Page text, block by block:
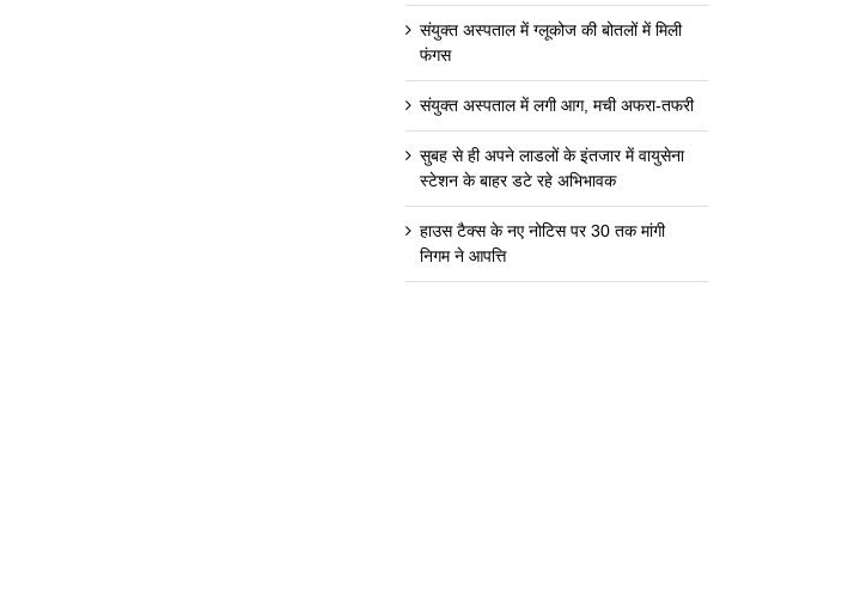
संयुक्त अस्पताल में ग्लूकोज की बोतलों में मिली
फंगस
संयुक्त अस्पताल में लगी आग, मची अफरा-तफरी
सुबह से ही अपने लाडलों के इंतजार में वायुसेना
स्टेशन के बाहर डटे रहे अभिभावक
हाउस टैक्स के नए नोटिस पर 30 तक मांगी
निगम ने आपत्ति